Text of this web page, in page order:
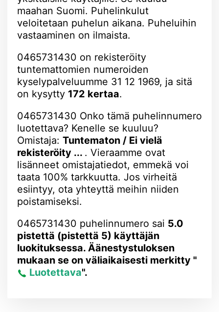
maahan Suomi. Puhelinkulut
veloitetaan puhelun aikana. Puheluihin
vastaaminen on ilmaista.
0465731430 on rekisteröity
tuntemattomien numeroiden
kyselypalveluumme 31 12 1969, ja sitä
on kysytty 172 kertaa.
0465731430 Onko tämä puhelinnumero
luotettava? Kenelle se kuuluu?
Omistaja: Tuntematon / Ei vielä
rekisteröity ... . Vieraamme ovat
lisänneet omistajatiedot, emmekä voi
taata 100% tarkkuutta. Jos virheitä
esiintyy, ota yhteyttä meihin niiden
poistamiseksi.
0465731430 puhelinnumero sai 5.0
pistettä (pistettä 5) käyttäjän
luokituksessa. Äänestystuloksen
mukaan se on väliaikaisesti merkitty "
Luotettava".